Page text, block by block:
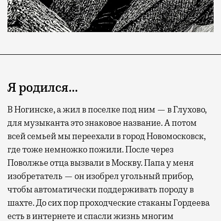
Я родился…
В Ногинске, а жил в поселке под ним — в Глухово,
для музыканта это знаковое название. А потом
всей семьей мы переехали в город Новомосковск,
где тоже немножко пожили. После через
Поволжье отца вызвали в Москву. Папа у меня
изобретатель — он изобрел угольный прибор,
чтобы автоматически поддерживать породу в
шахте. До сих пор проходческие стаканы Гордеева
есть в интернете и спасли жизнь многим